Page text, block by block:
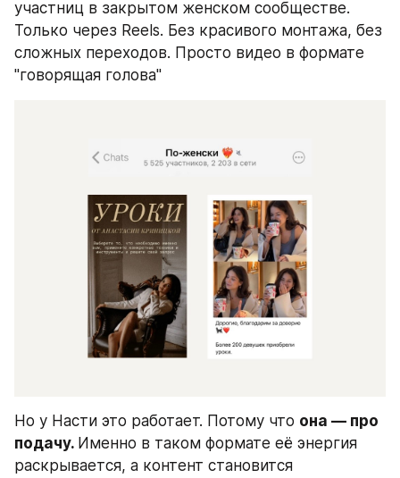
участниц в закрытом женском сообществе.
Только через Reels. Без красивого монтажа, без
сложных переходов. Просто видео в формате
"говорящая голова"
Но у Насти это работает. Потому что она — про
подачу. Именно в таком формате её энергия
раскрывается, а контент становится